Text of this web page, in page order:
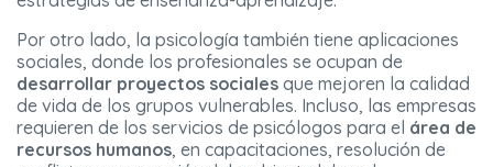
Por otro lado, la psicología también tiene aplicaciones
sociales, donde los profesionales se ocupan de
desarrollar proyectos sociales que mejoren la calidad
de vida de los grupos vulnerables. Incluso, las empresas
requieren de los servicios de psicólogos para el área de
recursos humanos, en capacitaciones, resolución de